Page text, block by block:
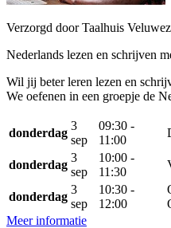
Verzorgd door Taalhuis
Nederlands lezen en schrijven
Wil jij beter leren lezen en
We oefenen in een groepje de
donderdag
3
sep
09:30 -
11:00
donderdag
3
sep
10:00 -
11:30
donderdag
3
sep
10:30 -
12:00
Meer informatie